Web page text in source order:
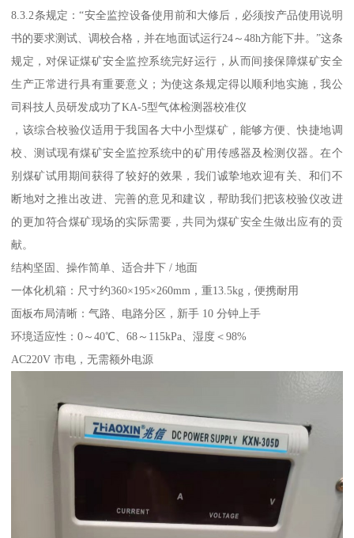
8.3.2条规定：“安全监控设备使用前和大修后，必须按产品使用说明
书的要求测试、调校合格，并在地面试运行24～48h方能下井。”这条
规定，对保证煤矿安全监控系统完好运行，从而间接保障煤矿安全
生产正常进行具有重要意义；为使这条规定得以顺利地实施，我公
司科技人员研发成功了KA-5型气体检测器校准仪
，该综合校验仪适用于我国各大中小型煤矿，能够方便、快捷地调
校、测试现有煤矿安全监控系统中的矿用传感器及检测仪器。在个
别煤矿试用期间获得了较好的效果，我们诚挚地欢迎有关、和们不
断地对之推出改进、完善的意见和建议，帮助我们把该校验仪改进
的更加符合煤矿现场的实际需要，共同为煤矿安全生做出应有的贡
献。
结构坚固、操作简单、适合井下 / 地面
一体化机箱：尺寸约360×195×260mm，重13.5kg，便携耐用
面板布局清晰：气路、电路分区，新手 10 分钟上手
环境适应性：0～40℃、68～115kPa、湿度＜98%
AC220V 市电，无需额外电源